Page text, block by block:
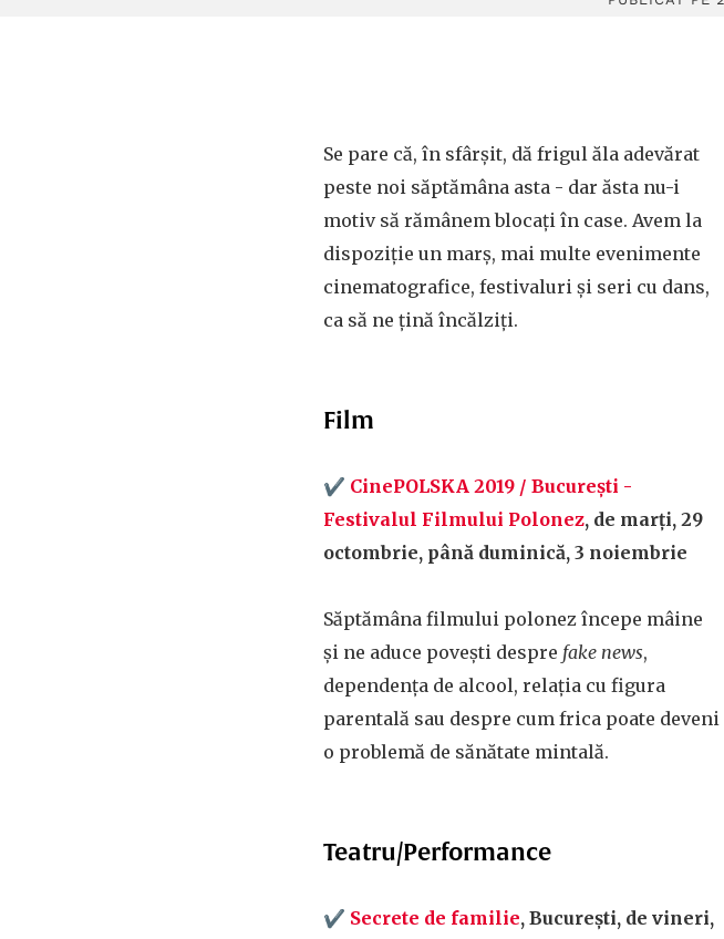
Se pare că, în sfârșit, dă frigul ăla adevărat
peste noi săptămâna asta - dar ăsta nu-i
motiv să rămânem blocați în case. Avem la
dispoziție un marș, mai multe evenimente
cinematografice, festivaluri și seri cu dans,
ca să ne țină încălziți.
Film
✔ CinePOLSKA 2019 / București -
Festivalul Filmului Polonez, de marți, 29
octombrie, până duminică, 3 noiembrie
Săptămâna filmului polonez începe mâine
și ne aduce povești despre fake news,
dependența de alcool, relația cu figura
parentală sau despre cum frica poate deveni
o problemă de sănătate mintală.
Teatru/Performance
✔ Secrete de familie, București, de vineri,